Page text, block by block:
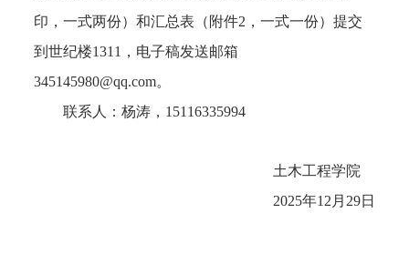
印，一式两份）和汇总表（附件2，一式一份）提交
到世纪楼1311 ，电子稿发送邮箱
345145980@qq.com。
联系人：杨涛， 15116335994
土木工程学院
2025年12 月 29日